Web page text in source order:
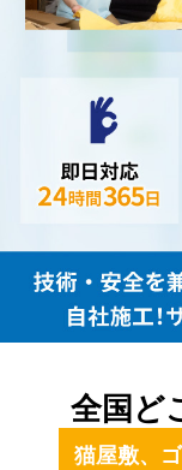
全国ど
猫屋敷、